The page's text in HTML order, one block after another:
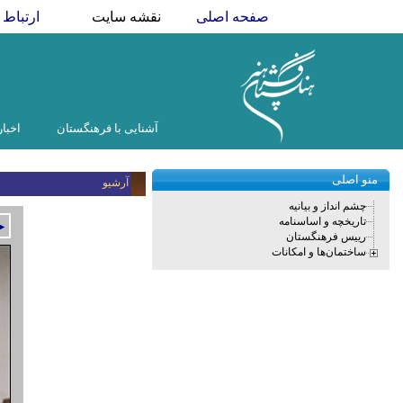
صفحه اصلی نقشه سایت
آشنایی با فرهنگستان
آرشیو منو اصلی
چشم انداز و بیانیه
تاریخچه و اساسنامه
رییس فرهنگستان
ساختمان‌ها و امکانات